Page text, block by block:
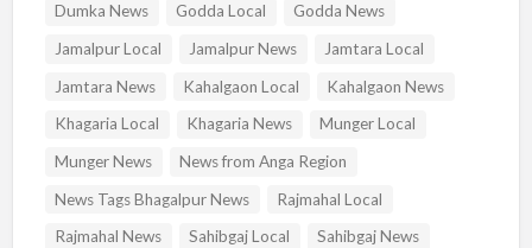
Dumka News
Godda Local
Godda News
Jamalpur Local
Jamalpur News
Jamtara Local
Jamtara News
Kahalgaon Local
Kahalgaon News
Khagaria Local
Khagaria News
Munger Local
Munger News
News from Anga Region
News Tags Bhagalpur News
Rajmahal Local
Rajmahal News
Sahibgaj Local
Sahibgaj News